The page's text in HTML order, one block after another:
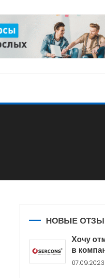
НОВЫЕ
Хочу
в
07.09.2023